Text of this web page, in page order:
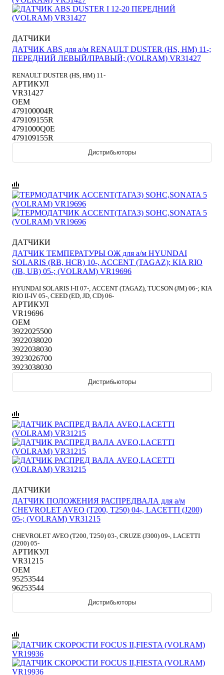
ДАТЧИКИ
ДАТЧИК ABS для а/м RENAULT DUSTER (HS, HM) 11-;
ПЕРЕДНИЙ ЛЕВЫЙ/ПРАВЫЙ; (VOLRAM) VR31427
RENAULT DUSTER (HS, HM) 11-
АРТИКУЛ
VR31427
OEM
479100004R
479109155R
4791000Q0E
479109155R
Дистрибьюторы
ДАТЧИКИ
ДАТЧИК ТЕМПЕРАТУРЫ ОЖ для а/м HYUNDAI
SOLARIS (RB, HCR) 10-, ACCENT (TAGAZ); KIA RIO
(JB, UB) 05-; (VOLRAM) VR19696
HYUNDAI SOLARIS I-II 07-, ACCENT (TAGAZ), TUCSON (JM) 06-; KIA
RIO II-IV 05-, CEED (ED, JD, CD) 06-
АРТИКУЛ
VR19696
OEM
3922025500
3922038020
3922038030
3923026700
3923038030
Дистрибьюторы
ДАТЧИКИ
ДАТЧИК ПОЛОЖЕНИЯ РАСПРЕДВАЛА для а/м
CHEVROLET AVEO (T200, T250) 04-, LACETTI (J200)
05-; (VOLRAM) VR31215
CHEVROLET AVEO (T200, T250) 03-, CRUZE (J300) 09-, LACETTI
(J200) 05-
АРТИКУЛ
VR31215
OEM
95253544
96253544
Дистрибьюторы